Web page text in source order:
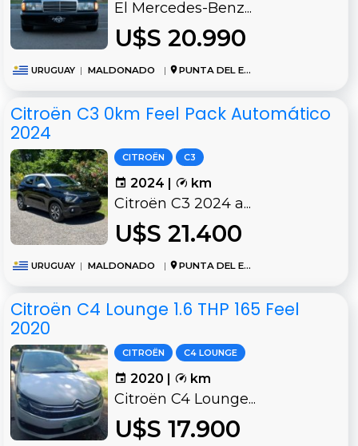
El Mercedes-Benz...
U$S 20.990
URUGUAY | MALDONADO | PUNTA DEL ESTE
Citroën C3 0km Feel Pack Automático
2024
CITROËN C3
2024 | km
Citroën C3 2024 a...
U$S 21.400
URUGUAY | MALDONADO | PUNTA DEL ESTE
Citroën C4 Lounge 1.6 THP 165 Feel
2020
CITROËN C4 LOUNGE
2020 | km
Citroën C4 Lounge...
U$S 17.900